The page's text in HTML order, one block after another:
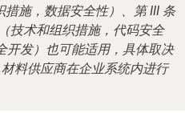
措施，数据安全性）、第 III 条
技术和组织措施，代码安全
开发）也可能适用，具体取决
料供应商在企业系统内进行